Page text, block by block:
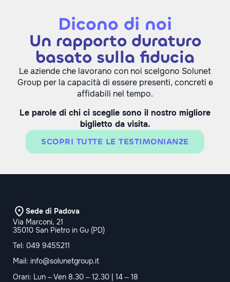
Dicono di noi
Un rapporto duraturo
basato sulla fiducia
Le aziende che lavorano con noi scelgono Solunet
Group per la capacità di essere presenti, concreti e
affidabili nel tempo.
Le parole di chi ci sceglie sono il nostro migliore
biglietto da visita.
SCOPRI TUTTE LE TESTIMONIANZE
Sede di Padova
Via Marconi, 21
35010 San Pietro in Gu (PD)
Tel: 049 9455211
Mail: info@solunetgroup.it
Orari: Lun – Ven 8.30 – 12.30 | 14 – 18